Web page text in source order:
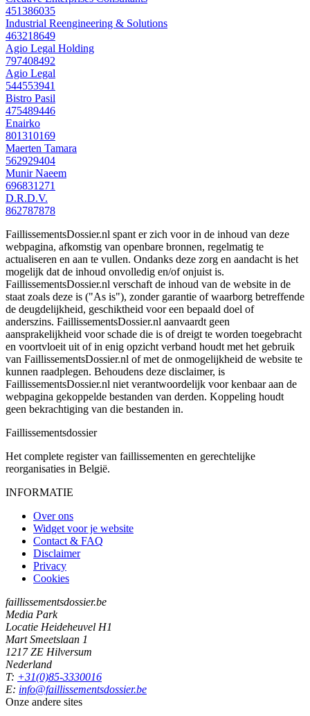
451386035
Industrial Reengineering & Solutions
463218649
Agio Legal Holding
797408492
Agio Legal
544553941
Bistro Pasil
475489446
Enairko
801310169
Maerten Tamara
562929404
Munir Naeem
696831271
D.R.D.V.
862787878
FaillissementsDossier.nl spant er zich voor in de inhoud van deze
webpagina, afkomstig van openbare bronnen, regelmatig te
actualiseren en aan te vullen. Ondanks deze zorg en aandacht is het
mogelijk dat de inhoud onvolledig en/of onjuist is.
FaillissementsDossier.nl verschaft de inhoud van de website in de
staat zoals deze is ("As is"), zonder garantie of waarborg betreffende
de deugdelijkheid, geschiktheid voor een bepaald doel of
anderszins. FaillissementsDossier.nl aanvaardt geen
aansprakelijkheid voor schade die is of dreigt te worden toegebracht
en voortvloeit uit of in enig opzicht verband houdt met het gebruik
van FaillissementsDossier.nl of met de onmogelijkheid de website te
kunnen raadplegen. Behoudens deze disclaimer, is
FaillissementsDossier.nl niet verantwoordelijk voor kenbaar aan de
webpagina gekoppelde bestanden van derden. Koppeling houdt
geen bekrachtiging van die bestanden in.
Faillissementsdossier
Het complete register van faillissementen en gerechtelijke
reorganisaties in België.
INFORMATIE
Over ons
Widget voor je website
Contact & FAQ
Disclaimer
Privacy
Cookies
faillissementsdossier.be
Media Park
Locatie Heideheuvel H1
Mart Smeetslaan 1
1217 ZE Hilversum
Nederland
T: +31(0)85-3330016
E: info@faillissementsdossier.be
Onze andere sites